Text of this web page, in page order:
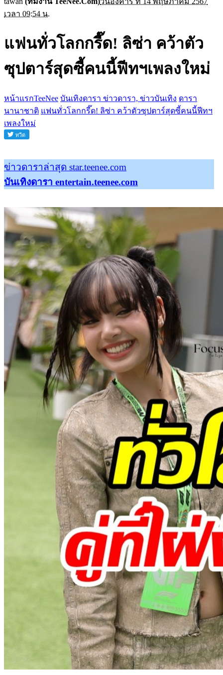
เวลา 09:54 น.
แฟนทั่วโลกกรี๊ด! ลิซ่า คว้าตัว
ซุปตาร์สุดซี้คนนี้ฟีทฯเพลงใหม่
หน้าแรกTeeNee บันเทิงดารา ข่าวดารา, ข่าวบันเทิง ดารา
นานาชาติ แฟนทั่วโลกกรี๊ด! ลิซ่า คว้าตัวซุปตาร์สุดซี้คนนี้ฟีทฯ
เพลงใหม่
ข่าวดาราล่าสุด star.teenee.com
บันเทิงดารา entertain.teenee.com